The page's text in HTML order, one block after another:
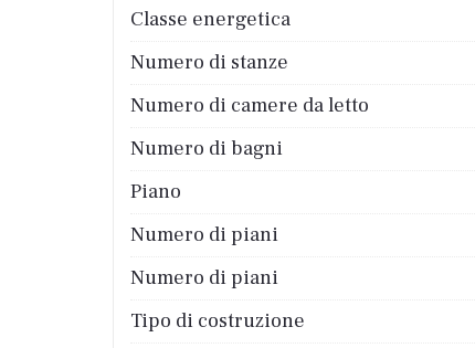
Classe energetica
Numero di stanze
Numero di camere da letto
Numero di bagni
Piano
Numero di piani
Numero di piani
Tipo di costruzione